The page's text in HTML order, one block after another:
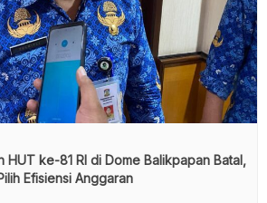
HUT ke-81 RI di Dome Balikpapan Batal,
Efisiensi Anggaran